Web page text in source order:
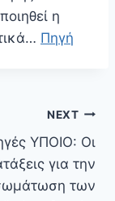
η
Πηγή
NEXT
ΥΠΟΙΟ: Οι
για την
των